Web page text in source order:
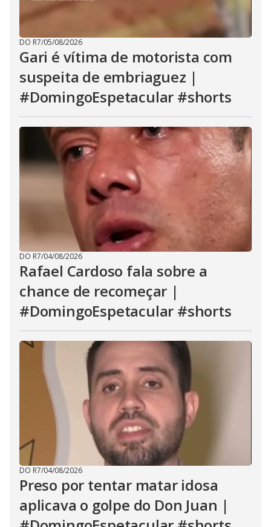
DO R7/05/08/2026
Gari é vítima de motorista com
suspeita de embriaguez |
#DomingoEspetacular #shorts
DO R7/04/08/2026
Rafael Cardoso fala sobre a
chance de recomeçar |
#DomingoEspetacular #shorts
DO R7/04/08/2026
Preso por tentar matar idosa
aplicava o golpe do Don Juan |